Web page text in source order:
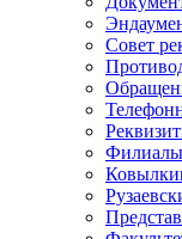
Совет
Филиалы